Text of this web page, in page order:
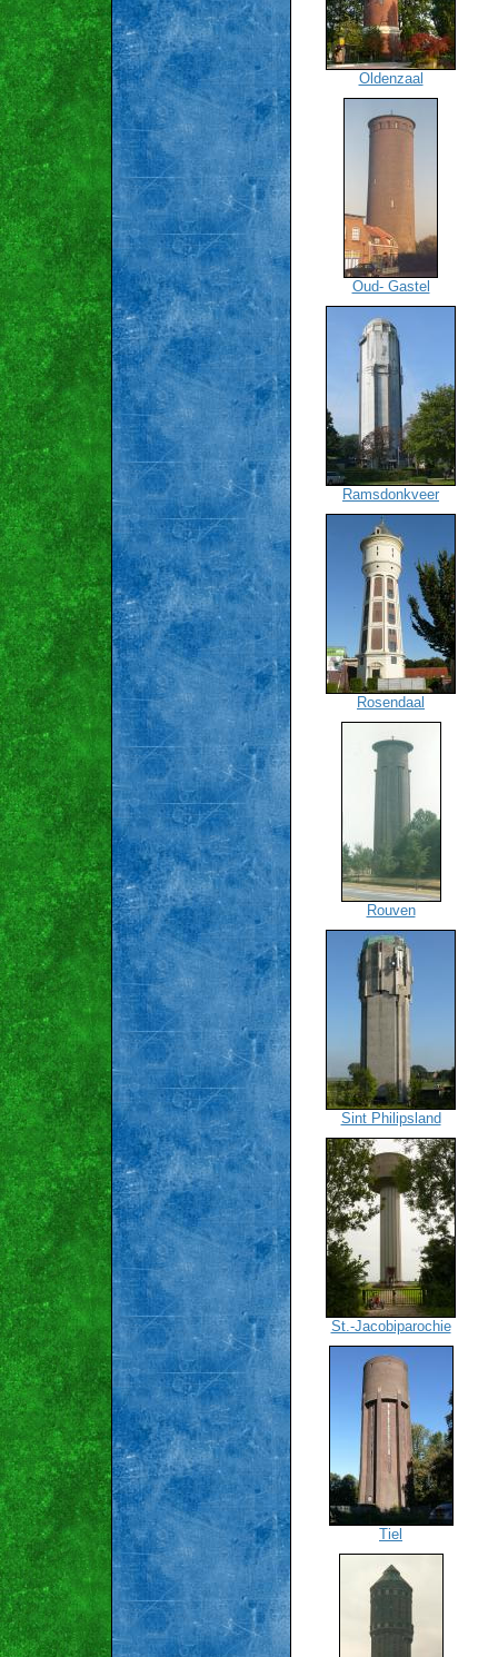
Oldenzaal
Oud- Gastel
Ramsdonkveer
Rosendaal
Rouven
Sint Philipsland
St.-Jacobiparochie
Tiel